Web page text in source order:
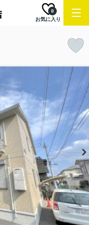
お気に入り
0